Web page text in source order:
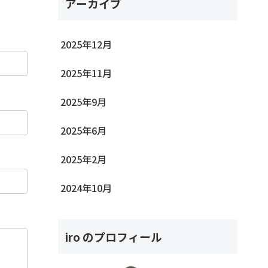
アーカイブ
2025年12月
2025年11月
2025年9月
2025年6月
2025年2月
2024年10月
iro のプロフィール